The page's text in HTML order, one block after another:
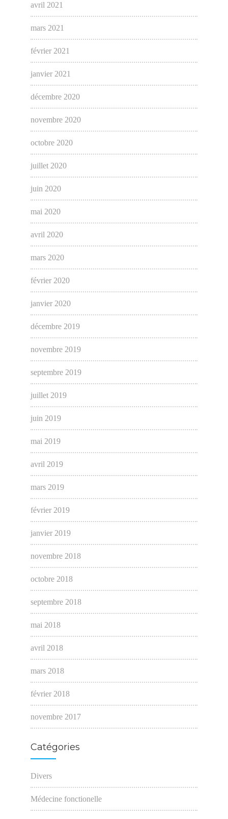
avril 2021
mars 2021
février 2021
janvier 2021
décembre 2020
novembre 2020
octobre 2020
juillet 2020
juin 2020
mai 2020
avril 2020
mars 2020
février 2020
janvier 2020
décembre 2019
novembre 2019
septembre 2019
juillet 2019
juin 2019
mai 2019
avril 2019
mars 2019
février 2019
janvier 2019
novembre 2018
octobre 2018
septembre 2018
mai 2018
avril 2018
mars 2018
février 2018
novembre 2017
Catégories
Divers
Médecine fonctionelle